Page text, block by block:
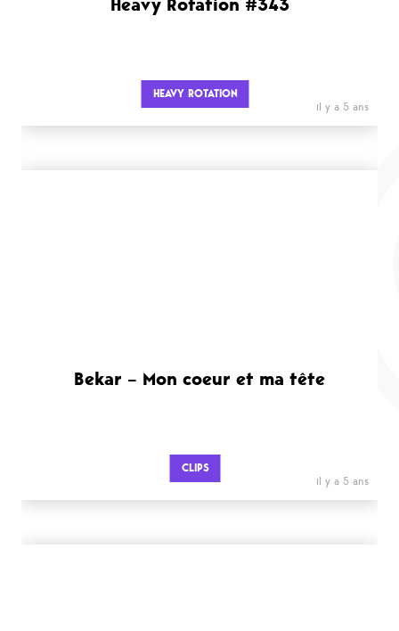
HEAVY ROTATION
il y a 5 ans
Bekar – Mon coeur et ma tête
CLIPS
il y a 5 ans